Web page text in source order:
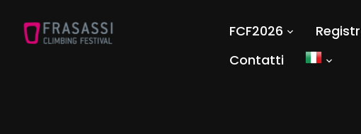
FCF2026
Contatti